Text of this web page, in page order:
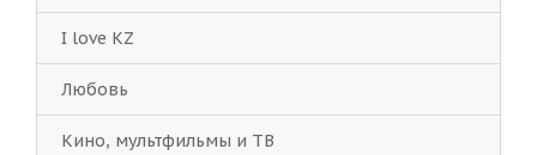
I love KZ
Любовь
Кино, мультфильмы и ТВ